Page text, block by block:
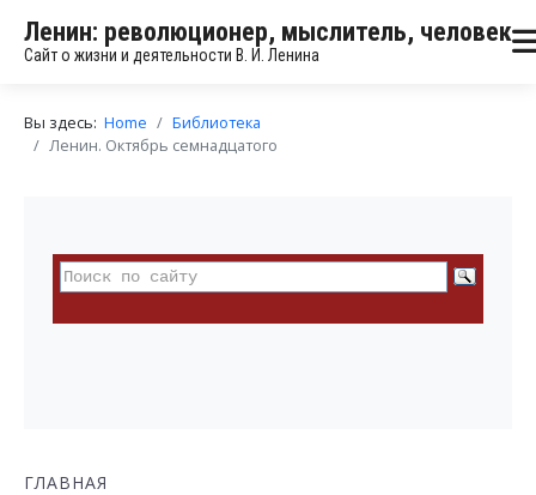
Ленин: революционер, мыслитель, человек
Сайт о жизни и деятельности В. И. Ленина
Вы здесь: Home
Библиотека
Ленин. Октябрь семнадцатого
ГЛАВНАЯ